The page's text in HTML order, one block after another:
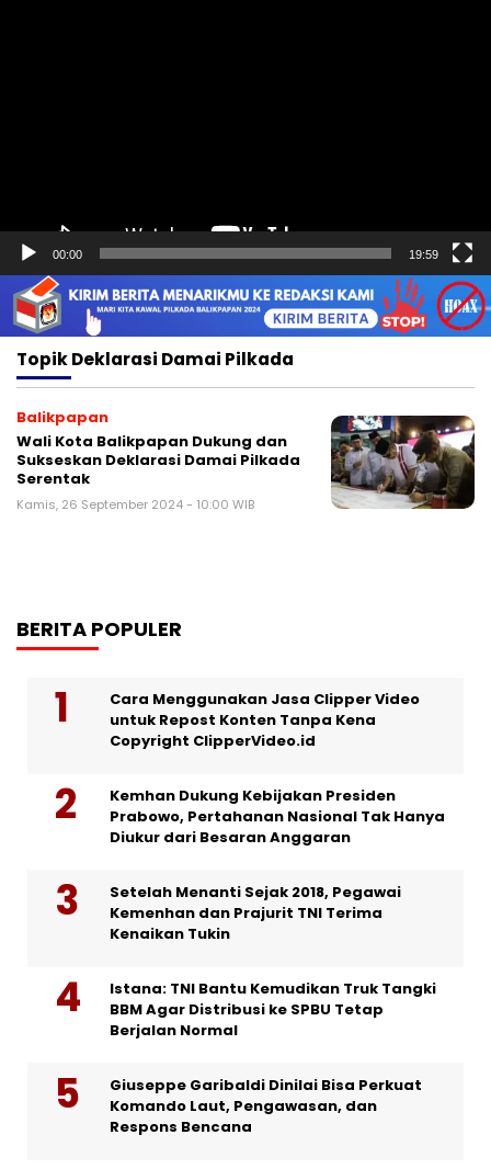
00:00 19:59
TopikDeklarasi Damai Pilkada
Balikpapan
Wali Kota Balikpapan Dukung dan
Sukseskan Deklarasi Damai Pilkada
Serentak
Kamis, 26 September 2024 - 10:00 WIB
BERITA POPULER
Cara Menggunakan Jasa Clipper Video
untuk Repost Konten Tanpa Kena
Copyright ClipperVideo.id
Kemhan Dukung Kebijakan Presiden
Prabowo, Pertahanan Nasional Tak Hanya
Diukur dari Besaran Anggaran
Setelah Menanti Sejak 2018, Pegawai
Kemenhan dan Prajurit TNI Terima
Kenaikan Tukin
Istana: TNI Bantu Kemudikan Truk Tangki
BBM Agar Distribusi ke SPBU Tetap
Berjalan Normal
Giuseppe Garibaldi Dinilai Bisa Perkuat
Komando Laut, Pengawasan, dan
Respons Bencana